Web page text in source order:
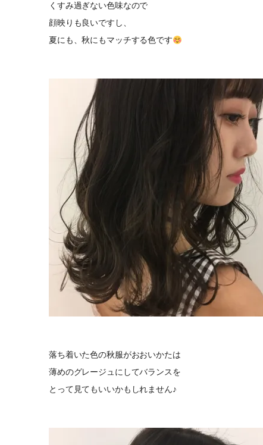
くすみ過ぎない色味なので
顔映りも良いですし、
夏にも、秋にもマッチする色です
落ち着いた色の秋服がおおいかたは
薄めのグレージュにしてバランスを
とって見てもいいかもしれません♪